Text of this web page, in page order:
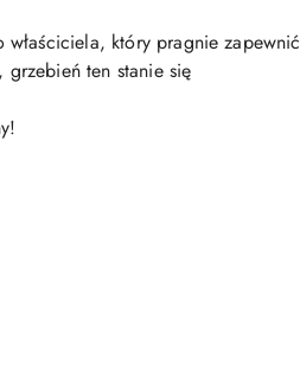
który pragnie zapewnić
ten stanie się